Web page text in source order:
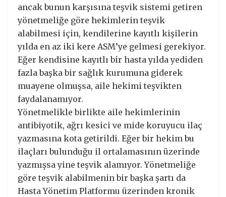
ancak bunun karşısına teşvik sistemi getiren
yönetmeliğe göre hekimlerin teşvik
alabilmesi için, kendilerine kayıtlı kişilerin
yılda en az iki kere ASM’ye gelmesi gerekiyor.
Eğer kendisine kayıtlı bir hasta yılda yediden
fazla başka bir sağlık kurumuna giderek
muayene olmuşsa, aile hekimi teşvikten
faydalanamıyor.
Yönetmelikle birlikte aile hekimlerinin
antibiyotik, ağrı kesici ve mide koruyucu ilaç
yazmasına kota getirildi. Eğer bir hekim bu
ilaçları bulunduğu il ortalamasının üzerinde
yazmışsa yine teşvik alamıyor. Yönetmeliğe
göre teşvik alabilmenin bir başka şartı da
Hasta Yönetim Platformu üzerinden kronik